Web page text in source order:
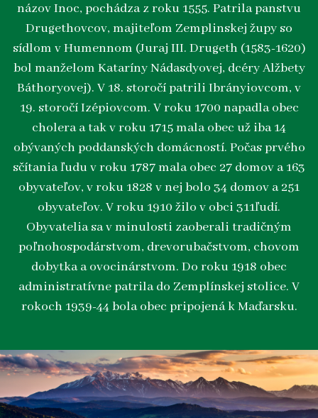
názov Inoc, pochádza z roku 1555. Patrila panstvu
Drugethovcov, majiteľom Zemplinskej župy so
sídlom v Humennom (Juraj III. Drugeth (1583-1620)
bol manželom Kataríny Nádasdyovej, dcéry Alžbety
Báthoryovej). V 18. storočí patrili Ibrányiovcom, v
19. storočí Izépiovcom. V roku 1700 napadla obec
cholera a tak v roku 1715 mala obec už iba 14
obývaných poddanských domácností. Počas prvého
sčítania ľudu v roku 1787 mala obec 27 domov a 163
obyvateľov, v roku 1828 v nej bolo 34 domov a 251
obyvateľov. V roku 1910 žilo v obci 311ľudí.
Obyvatelia sa v minulosti zaoberali tradičným
poľnohospodárstvom, drevorubačstvom, chovom
dobytka a ovocinárstvom. Do roku 1918 obec
administratívne patrila do Zemplínskej stolice. V
rokoch 1939-44 bola obec pripojená k Maďarsku.